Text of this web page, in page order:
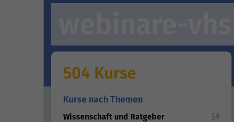
504 Kurse
Kurse nach Themen
Wissenschaft und Ratgeber
59